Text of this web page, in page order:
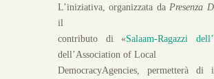
L’iniziativa, organizzata daPresenza
il
contributo di «Salaam-Ragazzi
dell’Association of Local
DemocracyAgencies, permetterà di